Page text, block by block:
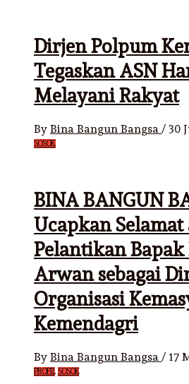
Dirjen Polpum
Tegaskan ASN
Melayani Rakyat
By Bina Bangun Bangsa / 30
SOSOK
BINA BANGUN
Ucapkan Selamat
Pelantikan Bapak
Arwan sebagai
Organisasi
Kemendagri
By Bina Bangun Bangsa / 17
PROFIL SOSOK